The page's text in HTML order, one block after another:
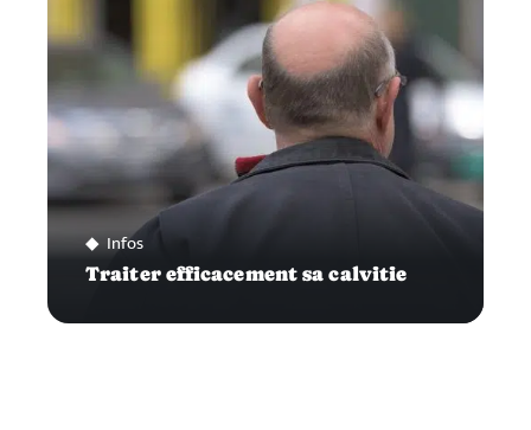
Infos
Traiter efficacement sa calvitie